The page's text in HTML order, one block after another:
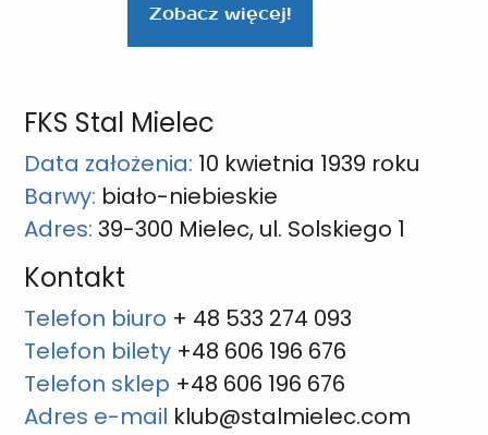
Zobacz więcej!
FKS Stal Mielec
Data założenia: 10 kwietnia 1939 roku
Barwy: biało-niebieskie
Adres: 39-300 Mielec, ul. Solskiego 1
Kontakt
Telefon biuro + 48 533 274 093
Telefon bilety +48 606 196 676
Telefon sklep +48 606 196 676
Adres e-mail klub@stalmielec.com